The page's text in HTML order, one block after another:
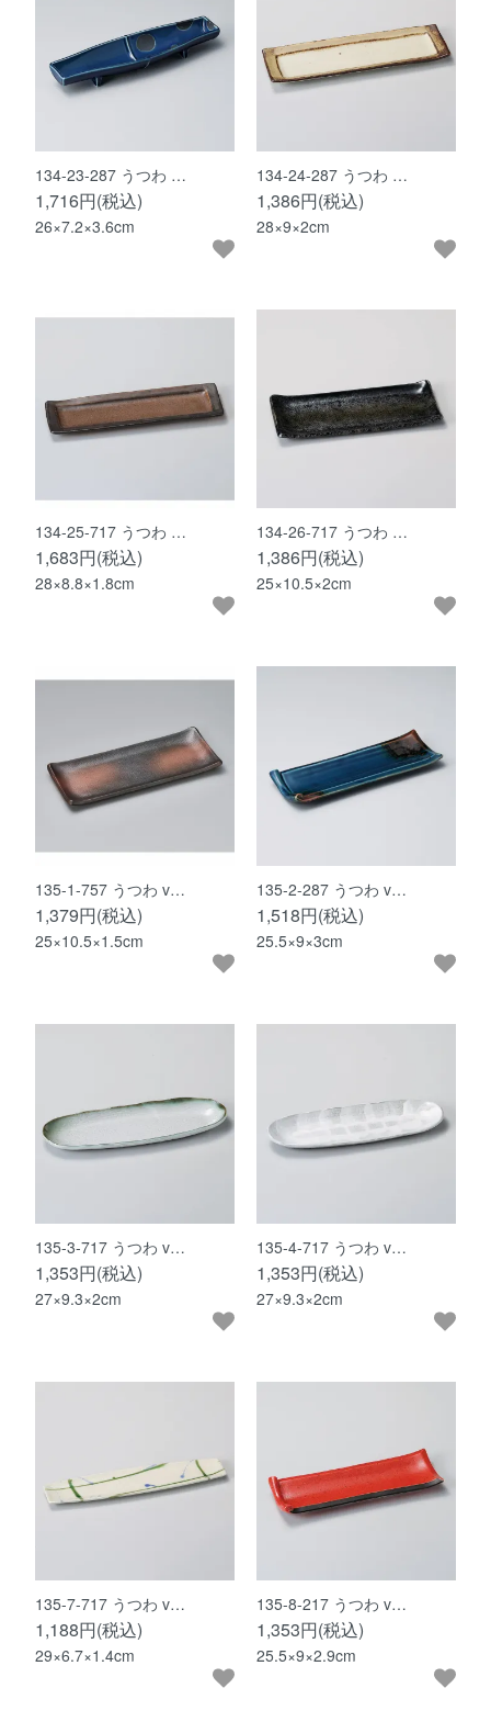
134-23-287 うつわ …
1,716円(税込)
26×7.2×3.6cm
134-24-287 うつわ …
1,386円(税込)
28×9×2cm
134-25-717 うつわ …
1,683円(税込)
28×8.8×1.8cm
134-26-717 うつわ …
1,386円(税込)
25×10.5×2cm
135-1-757 うつわ v…
1,379円(税込)
25×10.5×1.5cm
135-2-287 うつわ v…
1,518円(税込)
25.5×9×3cm
135-3-717 うつわ v…
1,353円(税込)
27×9.3×2cm
135-4-717 うつわ v…
1,353円(税込)
27×9.3×2cm
135-7-717 うつわ v…
1,188円(税込)
29×6.7×1.4cm
135-8-217 うつわ v…
1,353円(税込)
25.5×9×2.9cm